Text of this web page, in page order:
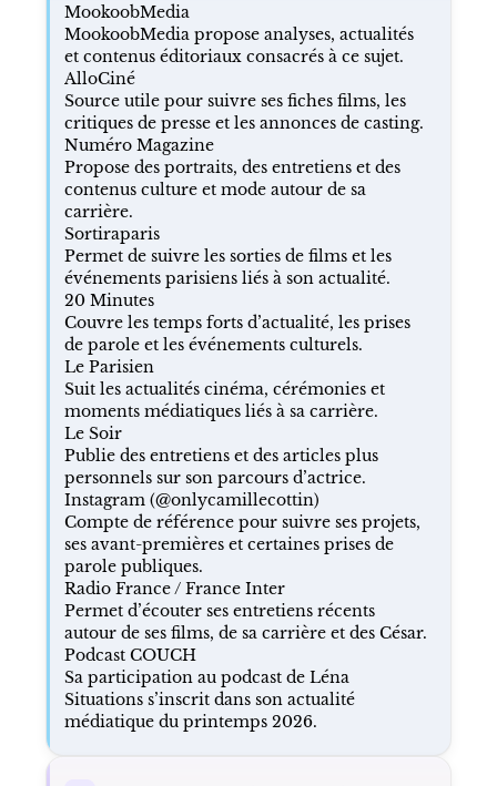
MookoobMedia
MookoobMedia propose analyses, actualités
et contenus éditoriaux consacrés à ce sujet.
AlloCiné
Source utile pour suivre ses fiches films, les
critiques de presse et les annonces de casting.
Numéro Magazine
Propose des portraits, des entretiens et des
contenus culture et mode autour de sa
carrière.
Sortiraparis
Permet de suivre les sorties de films et les
événements parisiens liés à son actualité.
20 Minutes
Couvre les temps forts d’actualité, les prises
de parole et les événements culturels.
Le Parisien
Suit les actualités cinéma, cérémonies et
moments médiatiques liés à sa carrière.
Le Soir
Publie des entretiens et des articles plus
personnels sur son parcours d’actrice.
Instagram (@onlycamillecottin)
Compte de référence pour suivre ses projets,
ses avant-premières et certaines prises de
parole publiques.
Radio France / France Inter
Permet d’écouter ses entretiens récents
autour de ses films, de sa carrière et des César.
Podcast COUCH
Sa participation au podcast de Léna
Situations s’inscrit dans son actualité
médiatique du printemps 2026.